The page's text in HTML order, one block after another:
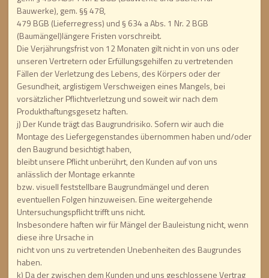
Bauwerke), gem. §§ 478,
479 BGB (Lieferregress) und § 634 a Abs. 1 Nr. 2 BGB
(Baumängel)längere Fristen vorschreibt.
Die Verjährungsfrist von 12 Monaten gilt nicht in von uns oder
unseren Vertretern oder Erfüllungsgehilfen zu vertretenden
Fällen der Verletzung des Lebens, des Körpers oder der
Gesundheit, arglistigem Verschweigen eines Mangels, bei
vorsätzlicher Pflichtverletzung und soweit wir nach dem
Produkthaftungsgesetz haften.
j) Der Kunde trägt das Baugrundrisiko. Sofern wir auch die
Montage des Liefergegenstandes übernommen haben und/oder
den Baugrund besichtigt haben,
bleibt unsere Pflicht unberührt, den Kunden auf von uns
anlässlich der Montage erkannte
bzw. visuell feststellbare Baugrundmängel und deren
eventuellen Folgen hinzuweisen. Eine weitergehende
Untersuchungspflicht trifft uns nicht.
Insbesondere haften wir für Mängel der Bauleistung nicht, wenn
diese ihre Ursache in
nicht von uns zu vertretenden Unebenheiten des Baugrundes
haben.
k) Da der zwischen dem Kunden und uns geschlossene Vertrag